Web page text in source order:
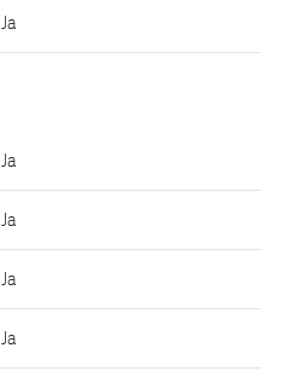
Ja
Ja
Ja
Ja
Ja